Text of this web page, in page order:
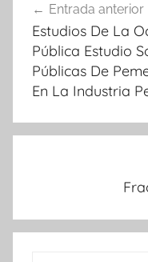
de
entradas
Entrada anterior
Estudios De La
Pública Estudio
Públicas De
En La Industria